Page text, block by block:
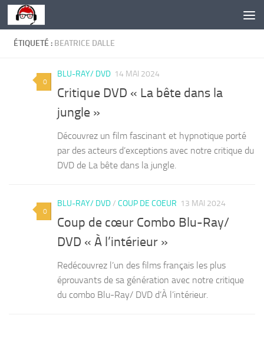
Skip to content
ÉTIQUETÉ : BEATRICE DALLE
0
BLU-RAY/ DVD 14 MAI 2024
Critique DVD « La bête dans la
jungle »
Découvrez un film fascinant et hypnotique porté
par des acteurs d’exceptions avec notre critique du
DVD de La bête dans la jungle.
0
BLU-RAY/ DVD/ COUP DE COEUR 13 MAI 2024
Coup de cœur Combo Blu-Ray/
DVD « À l’intérieur »
Redécouvrez l’un des films français les plus
éprouvants de sa génération avec notre critique
du combo Blu-Ray/ DVD d’À l’intérieur.